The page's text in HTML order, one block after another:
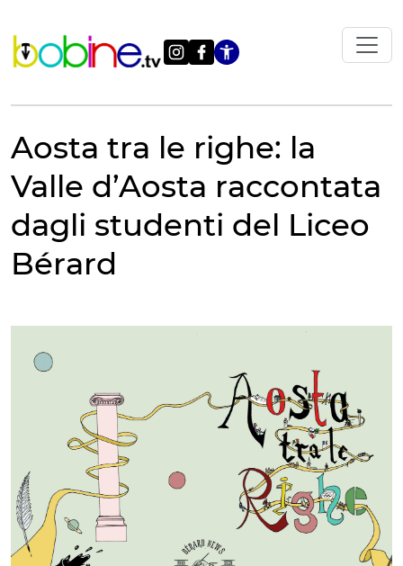
contenuto
Apri le
Aosta tra le righe: la
Valle d’Aosta raccontata
dagli studenti del Liceo
Bérard